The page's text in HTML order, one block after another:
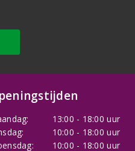
13:00 - 18:00 uur
10:00 - 18:00 uur
10:00 - 18:00 uur